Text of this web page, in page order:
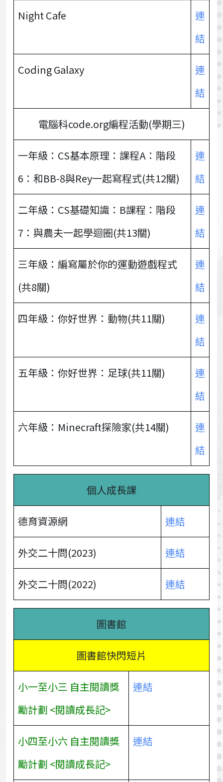
Night Cafe
連
結
Coding Galaxy
連
結
電腦科code.org編程活動(學期三)
一年級：CS基本原理：課程A：階段
6：和BB-8與Rey一起寫程式(共12關)
連
結
二年級：CS基礎知識：B課程：階段
7：與農夫一起學迴圈(共13關)
連
結
三年級：編寫屬於你的運動遊戲程式
(共8關)
連
結
四年級：你好世界：動物(共11關)
連
結
五年級：你好世界：足球(共11關)
連
結
六年級：Minecraft探險家(共14關)
連
結
個人成長課
德育資源網 連結
外交二十問(2023) 連結
外交二十問(2022) 連結
圖書館
圖書館快閃短片
小一至小三 自主閱讀獎
勵計劃 <閱讀成長記>
連結
小四至小六 自主閱讀獎
勵計劃 <閱讀成長記>
連結